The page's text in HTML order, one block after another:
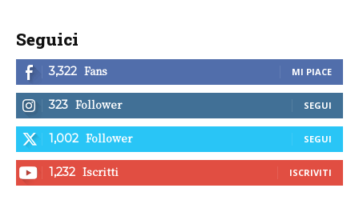
Seguici
3,322 Fans MI PIACE
323 Follower SEGUI
1,002 Follower SEGUI
1,232 Iscritti ISCRIVITI